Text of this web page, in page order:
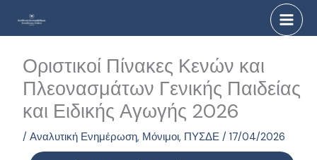
Οριστικοί Πίνακες Κενών και
Πλεονασμάτων Γενικής Παιδείας
και Ειδικής Αγωγής 2026
/Αναλυτική Ενημέρωση, Μόνιμοι, ΠΥΣΔΕ /17/04/2026